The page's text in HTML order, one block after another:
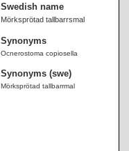
Swedish name
Mörksprötad tallbarrsmal
Synonyms
Ocnerostoma copiosella
Synonyms (swe)
Mörksprötad tallbarrmal